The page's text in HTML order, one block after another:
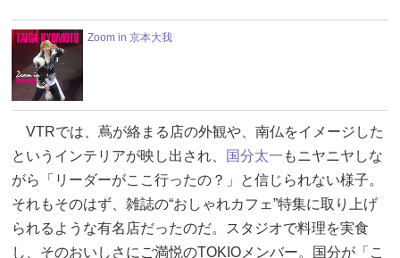
Zoom in 京本大我
VTRでは、蔦が絡まる店の外観や、南仏をイメージした
というインテリアが映し出され、
国分太一 もニヤニヤしな
がら「リーダーがここ行ったの？」と信じられない様子。
それもそのはず、雑誌の“おしゃれカフェ”特集に取り上げ
られるような有名店だったのだ。スタジオで料理を実食
し、そのおいしさにご満悦のTOKIOメンバー。国分が「こ